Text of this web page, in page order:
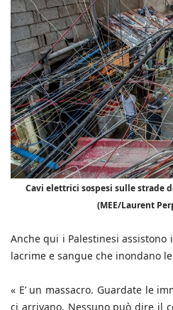
Cavi elettrici sospesi sulle strade
(MEE/Laurent
Anche qui i Palestinesi
lacrime e sangue che inondano
« E’ un massacro. Guardate le
ci arrivano. Nessuno può dire il